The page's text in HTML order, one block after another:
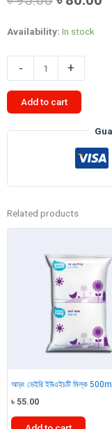
was:
Availability: In stock
-
গরম
মসলা
৫০
+
Add to cart
Related products
আড়ং ডেইরি ইউএইচটি মিল্ক 500ml
৳ 55.00